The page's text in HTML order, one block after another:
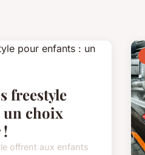
freestyle
un choix
offrent aux enfants